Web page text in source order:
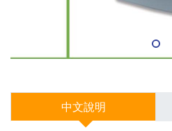
中文說明